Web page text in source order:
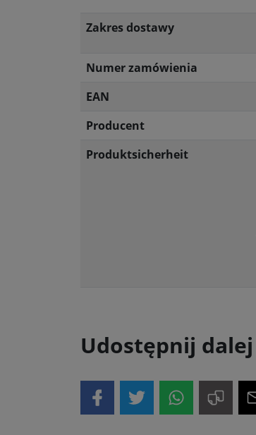
Zakres dostawy
Numer zamówienia
EAN
Producent
Produktsicherheit
Udostępnij dalej